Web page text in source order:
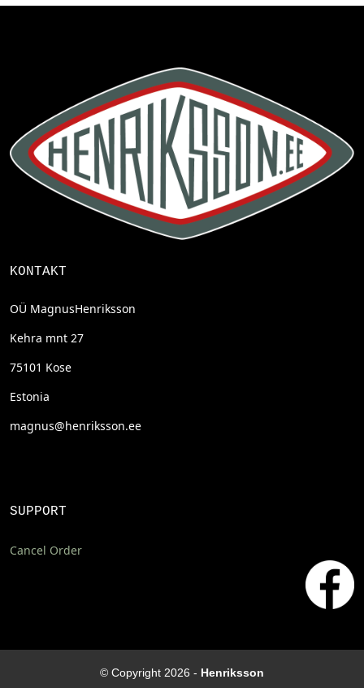
KONTAKT
OÜ MagnusHenriksson
Kehra mnt 27
75101 Kose
Estonia
magnus@henriksson.ee
SUPPORT
Cancel Order
© Copyright 2026 - Henriksson